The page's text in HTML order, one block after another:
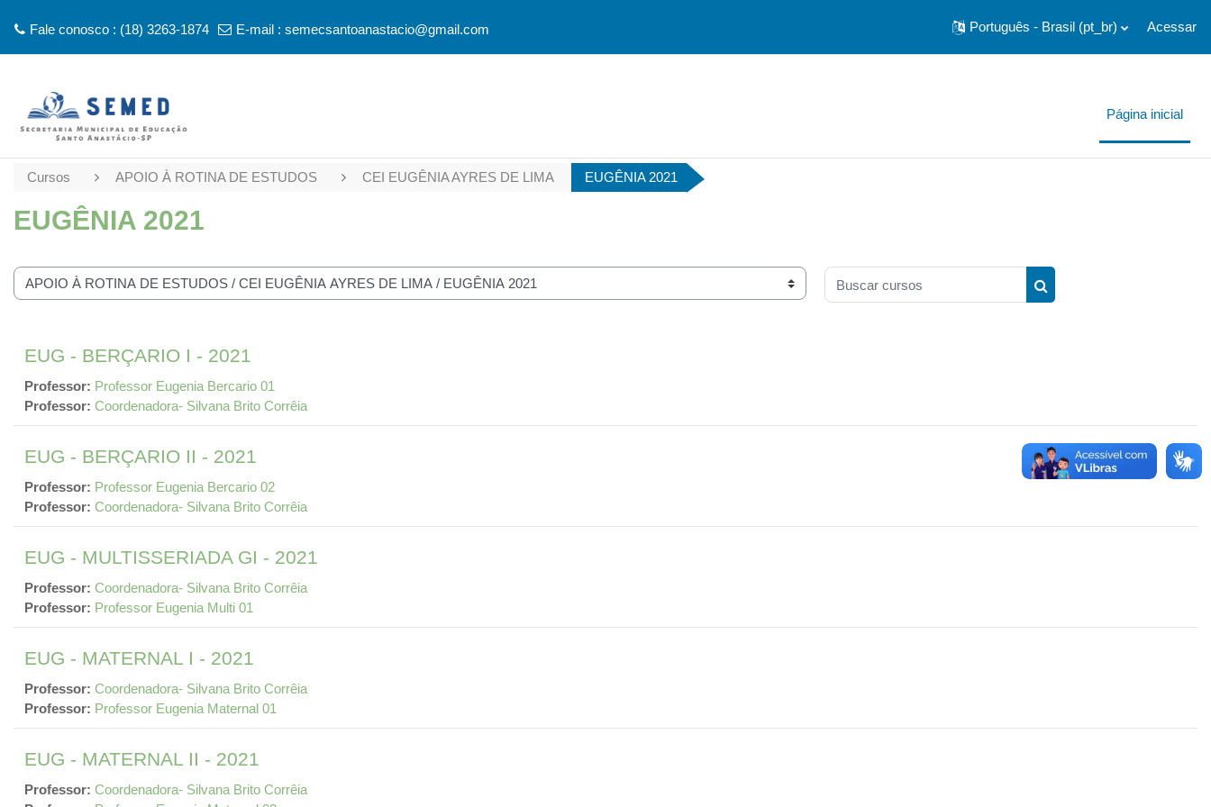
Fale conosco : (18) 3263-1874
E-mail : semecsantoanastacio@gmail.com Português - Brasil ‎(pt_br)‎ Acessar
Página inicial
Cursos APOIO À ROTINA DE ESTUDOS CEI EUGÊNIA AYRES DE LIMA EUGÊNIA 2021
EUGÊNIA 2021
de Cursos
Buscar cursos
Buscar cursos
EUG - BERÇARIO I - 2021
Professor: Professor Eugenia Bercario 01
Professor: Coordenadora- Silvana Brito Corrêia
EUG - BERÇARIO II - 2021
Professor: Professor Eugenia Bercario 02
Professor: Coordenadora- Silvana Brito Corrêia
EUG - MULTISSERIADA GI - 2021
Professor: Coordenadora- Silvana Brito Corrêia
Professor: Professor Eugenia Multi 01
EUG - MATERNAL I - 2021
Professor: Coordenadora- Silvana Brito Corrêia
Professor: Professor Eugenia Maternal 01
EUG - MATERNAL II - 2021
Professor: Coordenadora- Silvana Brito Corrêia